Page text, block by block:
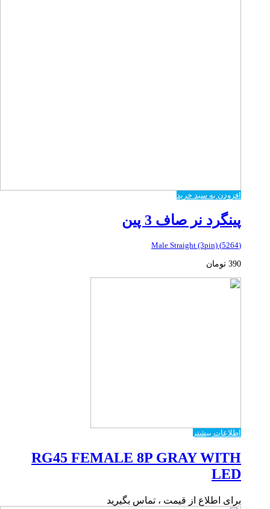
افزودن به سبد خرید
پینگرد نر صاف 3 پین
(5264) Male Straight (3pin)
390 تومان
اطلاعات بیشتر
RG45 FEMALE 8P GRAY WITH
LED
برای اطلاع از قیمت ، تماس بگیرید